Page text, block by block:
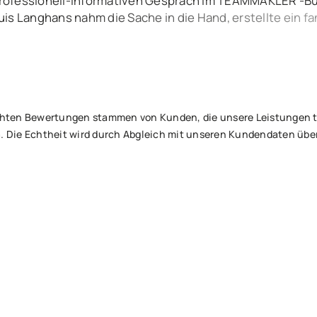
Langhans nahm die Sache in die Hand, erstellte ein
über alle Ereignisse und Aktivitäten informiert. Nur
Bewertungen stammen von Kunden, die unsere
Die Echtheit wird durch Abgleich mit unseren Kundendaten